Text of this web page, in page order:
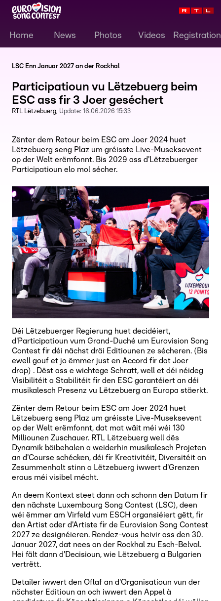
Home News Photos Videos Registration
LSC Enn Januar 2027 an der Rockhal
Participatioun vu Lëtzebuerg beim
ESC ass fir 3 Joer geséchert
RTL Lëtzebuerg Update: 16.06.2026 15:33
Zënter dem Retour beim ESC am Joer 2024 huet
Lëtzebuerg seng Plaz um gréisste Live-Museksevent
op der Welt erëmfonnt. Bis 2029 ass d'Lëtzebuerger
Participatioun elo mol sécher.
Déi Lëtzebuerger Regierung huet decidéiert,
d'Participatioun vum Grand-Duché um Eurovision Song
Contest fir déi nächst dräi Editiounen ze sécheren. (Bis
ewell gouf et jo ëmmer just en Accord fir dat Joer
drop) . Dëst ass e wichtege Schratt, well et déi néideg
Visibilitéit a Stabilitéit fir den ESC garantéiert an déi
musikalesch Presenz vu Lëtzebuerg an Europa stäerkt.
Zënter dem Retour beim ESC am Joer 2024 huet
Lëtzebuerg seng Plaz um gréisste Live-Museksevent
op der Welt erëmfonnt, dat mat wäit méi wéi 130
Milliounen Zuschauer. RTL Lëtzebuerg well dës
Dynamik bäibehalen a weiderhin musikalesch Projeten
an d'Course schécken, déi fir Kreativitéit, Diversitéit an
Zesummenhalt stinn a Lëtzebuerg iwwert d'Grenzen
eraus méi visibel mécht.
An deem Kontext steet dann och schonn den Datum fir
den nächste Luxembourg Song Contest (LSC), deen
wéi ëmmer am Virfeld vum ESCH organsiéiert gëtt, fir
den Artist oder d'Artiste fir de Eurovision Song Contest
2027 ze designéieren. Rendez-vous heivir ass den 30.
Januar 2027, dat nees an der Rockhal zu Esch-Belval.
Hei fält dann d'Decisioun, wie Lëtzebuerg a Bulgarien
vertrëtt.
Detailer iwwert den Oflaf an d'Organisatioun vun der
nächster Editioun an och iwwert den Appel à